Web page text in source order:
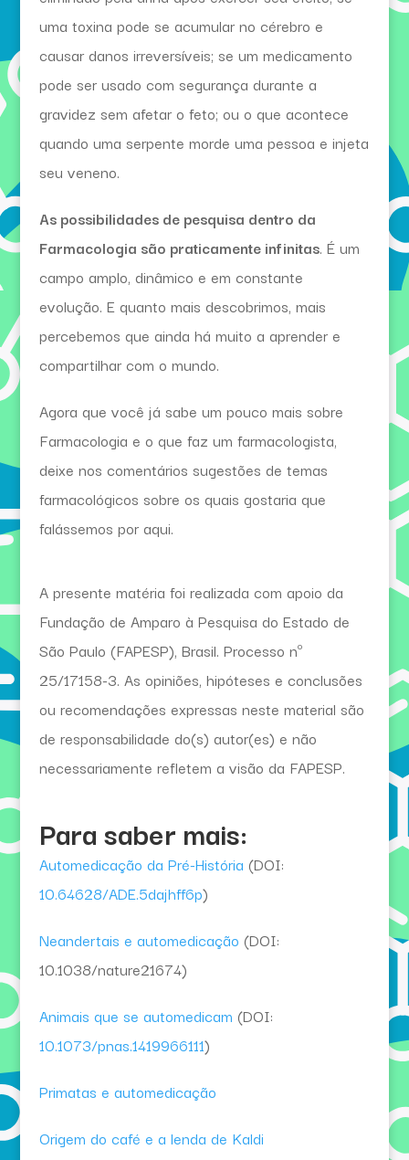
uma toxina pode se acumular no cérebro e
causar danos irreversíveis; se um medicamento
pode ser usado com segurança durante a
gravidez sem afetar o feto; ou o que acontece
quando uma serpente morde uma pessoa e injeta
seu veneno.
As possibilidades de pesquisa dentro da
Farmacologia são praticamente infinitas. É um
campo amplo, dinâmico e em constante
evolução. E quanto mais descobrimos, mais
percebemos que ainda há muito a aprender e
compartilhar com o mundo.
Agora que você já sabe um pouco mais sobre
Farmacologia e o que faz um farmacologista,
deixe nos comentários sugestões de temas
farmacológicos sobre os quais gostaria que
falássemos por aqui.
A presente matéria foi realizada com apoio da
Fundação de Amparo à Pesquisa do Estado de
São Paulo (FAPESP), Brasil. Processo nº
25/17158-3. As opiniões, hipóteses e conclusões
ou recomendações expressas neste material são
de responsabilidade do(s) autor(es) e não
necessariamente refletem a visão da FAPESP.
Para saber mais:
Automedicação da Pré-História (DOI:
10.64628/ADE.5dajhff6p)
Neandertais e automedicação (DOI:
10.1038/nature21674)
Animais que se automedicam (DOI:
10.1073/pnas.1419966111)
Primatas e automedicação
Origem do café e a lenda de Kaldi